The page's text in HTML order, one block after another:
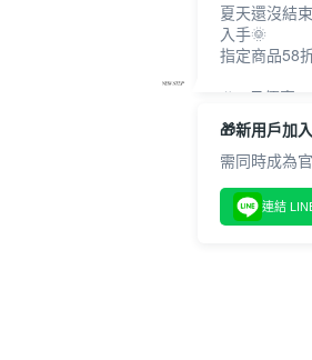
夏天還沒結
入手🌞
指定商品58
🎉 8月優惠
①LINE購物
②每周限定
③指定商品
上班鞋、休
好搭、出遊
🎁新用戶加
需同時成為
連結